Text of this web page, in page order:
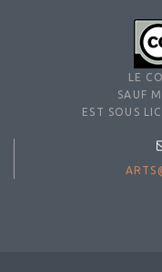
LE
SAUF
EST SOUS